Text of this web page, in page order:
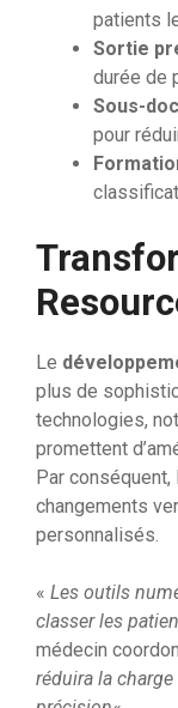
patients
Sortie
durée de
Sous-
pour
Le
plus de
technologies,
promettent
Par
changements
personnalisés.
« Les outils
classer les
médecin
réduira la